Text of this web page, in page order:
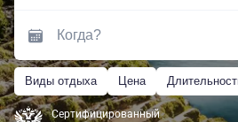
Виды отдыха Цена
Сертифицированный